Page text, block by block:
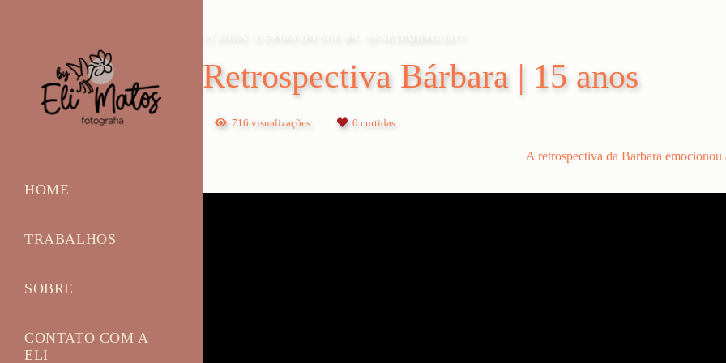
HOME
TRABALHOS
SOBRE
CONTATO COM A
ELI
29/SETEMBRO/2017
Retrospectiva Bárbara | 15 anos
716 visualizações 0 curtidas
A retrospectiva da Barbara emocionou